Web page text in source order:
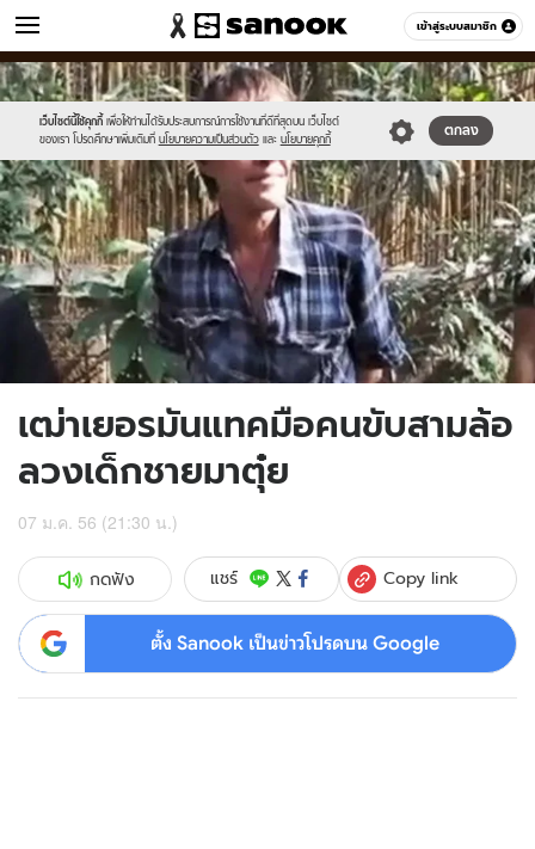
เข้าสู่ระบบสมาชิก
ข่าว หมวดอื่นๆ
เว็บไซต์นี้ใช้คุกกี้ เพื่อให้ท่านได้รับประสบการณ์การใช้งานที่ดีที่สุดบน เว็บไซต์
ของเรา โปรดศึกษาเพิ่มเติมที่ นโยบายความเป็นส่วนตัว และ นโยบายคุกกี้
ตกลง
Sanook
//s.isanook.com/sr/0/images/logo-
new-
sanook.png
600
60
//s.isanook.com/ns/0/ud/232/1162870/news07-
1.jpg
เฒ่าเยอรมันแทคมือคนขับสามล้อ
ลวงเด็กชายมาตุ๋ย
07 ม.ค. 56 (21:30 น.)
กดฟัง แชร์ Copy link
ตั้ง Sanook เป็นข่าวโปรดบน Google